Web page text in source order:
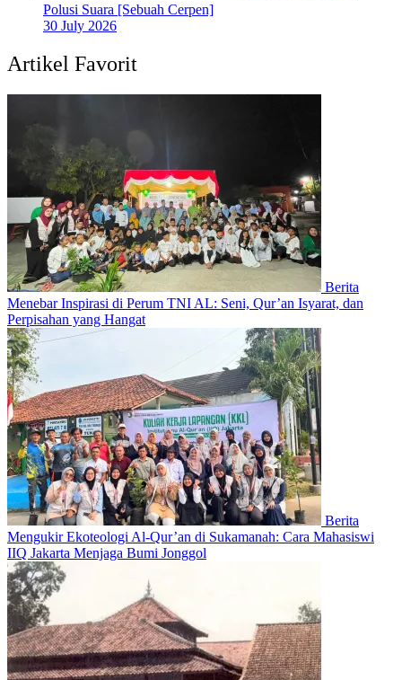
Polusi Suara [Sebuah Cerpen]
30 July 2026
Artikel Favorit
Berita
Menebar Inspirasi di Perum TNI AL: Seni, Qur’an Isyarat, dan
Perpisahan yang Hangat
Berita
Mengukir Ekoteologi Al-Qur’an di Sukamanah: Cara Mahasiswi
IIQ Jakarta Menjaga Bumi Jonggol